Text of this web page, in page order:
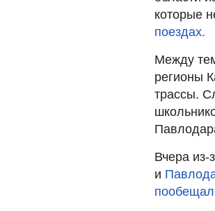
которые
поездах.
Между
регионы
трассы.
Вчера из-
и